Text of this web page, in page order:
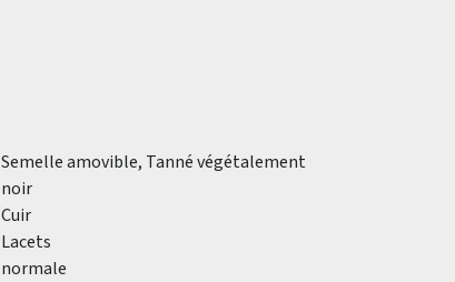
Semelle amovible, Tanné végétalement
noir
Cuir
Lacets
normale